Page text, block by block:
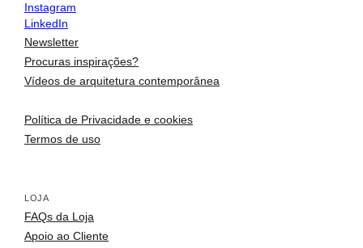
Instagram
LinkedIn
Newsletter
Procuras inspirações?
Vídeos de arquitetura contemporânea
Política de Privacidade e cookies
Termos de uso
LOJA
FAQs da Loja
Apoio ao Cliente